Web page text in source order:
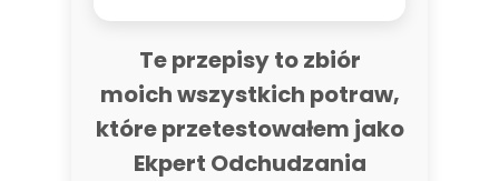
Te przepisy to zbiór
moich wszystkich potraw,
które przetestowałem jako
Ekpert Odchudzania